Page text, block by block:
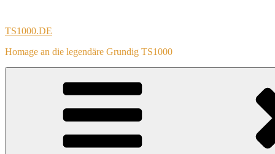
springen
TS1000.DE
Homage an die legendäre Grundig TS1000